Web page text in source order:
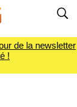
de la newsletter
!